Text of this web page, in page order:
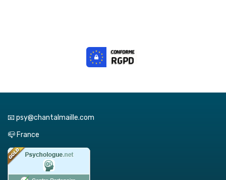
📧 psy@chantalmaille.com
📪 France